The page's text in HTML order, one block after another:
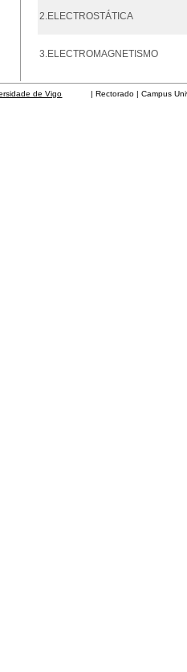
2.ELECTROSTÁTICA
3.ELECTROMAGNETISMO
de Vigo | Rectorado | Campus